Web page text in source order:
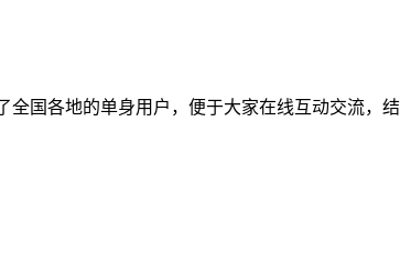
全国各地的单身用户，便于大家在线互动交流